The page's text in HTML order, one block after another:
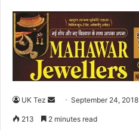
UK Tez September 24, 2018
213 2 minutes read